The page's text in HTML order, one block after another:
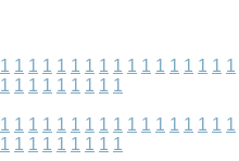
1 1 1 1 1 1 1 1 1 1 1 1 1 1 1 1 1
1 1 1 1 1 1 1 1 1
1 1 1 1 1 1 1 1 1 1 1 1 1 1 1 1 1
1 1 1 1 1 1 1 1 1